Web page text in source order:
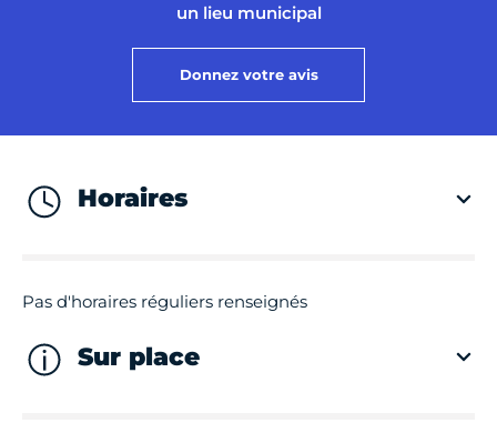
un lieu municipal
Donnez votre avis
Horaires
Pas d'horaires réguliers renseignés
Sur place